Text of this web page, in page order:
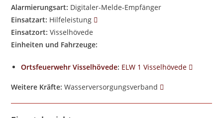
Alarmierungsart: Digitaler-Melde-Empfänger
Einsatzart: Hilfeleistung
Einsatzort: Visselhövede
Einheiten und Fahrzeuge:
Ortsfeuerwehr Visselhövede: ELW 1 Visselhövede
Weitere Kräfte: Wasserversorgungsverband